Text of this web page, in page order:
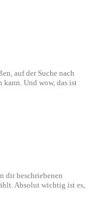
auf der Suche nach
kann. Und wow, das ist
dir beschriebenen
Absolut wichtig ist es,